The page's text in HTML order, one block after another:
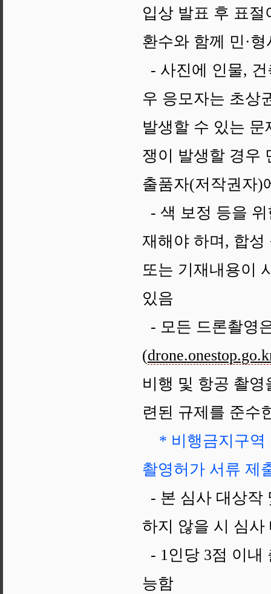
입상 발표 후 표
환수와 함께 민·
- 사진에 인물,
우 응모자는 초상
발생할 수 있는
쟁이 발생할 경우
출품자(저작권자)
- 색 보정 등을
재해야 하며, 합성
또는 기재내용이
있음
- 모든 드론촬영
(
비행 및 항공 촬
련된 규제를 준수
* 비행금지구역
촬영허가 서류 제
- 본 심사 대상작
하지 않을 시 심
- 1인당 3점 이내
능함